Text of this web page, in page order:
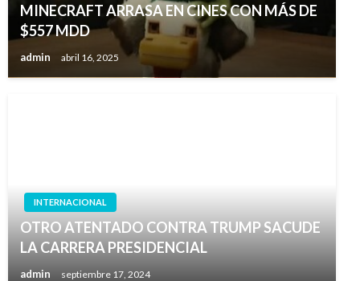
MINECRAFT ARRASA EN CINES CON MÁS DE
$557 MDD
admin abril 16, 2025
INTERNACIONAL
OTRO ATENTADO CONTRA TRUMP SACUDE
LA CARRERA PRESIDENCIAL
admin septiembre 17, 2024